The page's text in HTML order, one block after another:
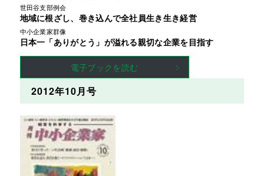
世田谷支部例会
地域に根ざし、巻き込んで全社員生き生き経営
中小企業家群像
日本一「ありがとう」が溢れる親切な企業を目指す
電子ブックを読む
2012年10月号